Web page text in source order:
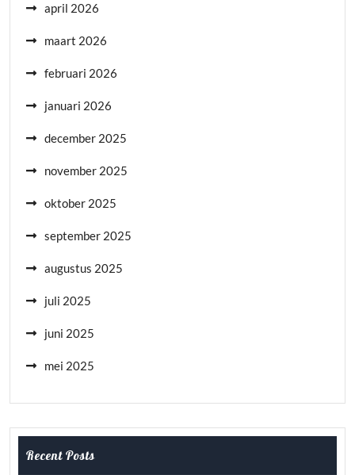
april 2026
maart 2026
februari 2026
januari 2026
december 2025
november 2025
oktober 2025
september 2025
augustus 2025
juli 2025
juni 2025
mei 2025
Recent Posts